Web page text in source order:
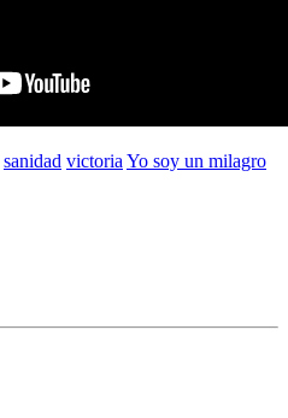
sanidad victoriaYo soy un milagro